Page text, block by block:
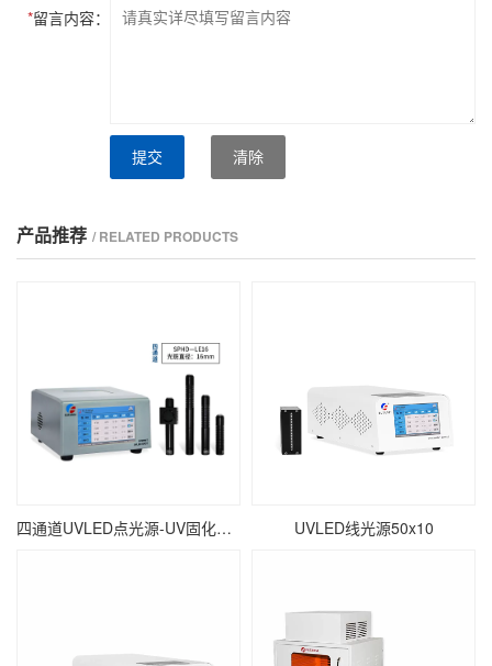
*留言内容：
提交 清除
产品推荐 / RELATED PRODUCTS
四通道UVLED点光源-UV固化点照射-∅16mm UVLED线光源50x10